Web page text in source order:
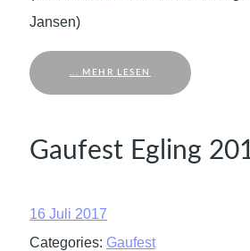
Jansen)
... MEHR LESEN
Gaufest Egling
16 Juli 2017
Categories: Gaufest